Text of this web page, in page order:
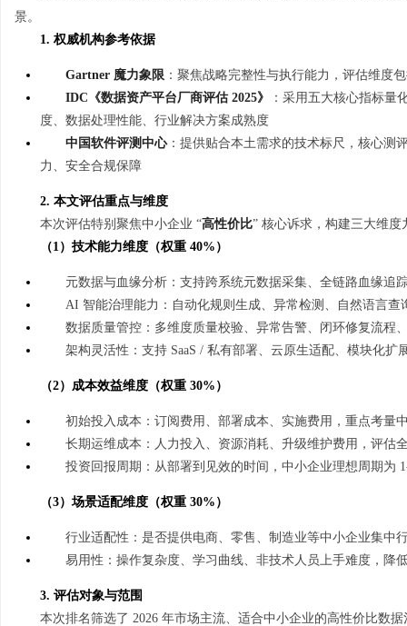
景。
1. 权威机构参考依据
Gartner 魔力象限 ：聚焦战略完整性与执行能力，评估维度
IDC《数据资产平台厂商评估 2025》
：采用五大核心指标量
度、数据处理性能、行业解决方案成熟度
中国软件评测中心：提供贴合本土需求的技术标尺，核心测
力、安全合规保障
2. 本文评估重点与维度
本次评估特别聚焦中小企业 “高性价比” 核心诉求，构建三大维度
（1）技术能力维度（权重 40%）
元数据与血缘分析：支持跨系统元数据采集、全链路血缘追
AI 智能治理能力：自动化规则生成、异常检测、自然语言查
数据质量管控：多维度质量校验、异常告警、闭环修复流程
架构灵活性：支持 SaaS / 私有部署、云原生适配、模块化扩
（2）成本效益维度（权重 30%）
初始投入成本：订阅费用、部署成本、实施费用，重点考量
长期运维成本：人力投入、资源消耗、升级维护费用，评估
投资回报周期：从部署到见效的时间，中小企业理想周期为
（3）场景适配维度（权重 30%）
行业适配性：是否提供电商、零售、制造业等中小企业集中
易用性：操作复杂度、学习曲线、非技术人员上手难度，降
3. 评估对象与范围
本次排名筛选了 2026 年市场主流、适合中小企业的高性价比数
汉配眼镜 上海配眼镜 追风影视：引领数字娱
解析